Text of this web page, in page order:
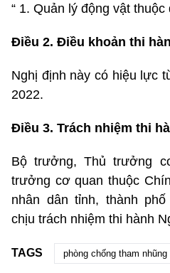
“ 1. Quản lý động vật thuộc
Điều 2. Điều khoản thi
Nghị định này có hiệu lực
2022.
Điều 3. Trách nhiệm thi
Bộ trưởng, Thủ trưởng
trưởng cơ quan thuộc
nhân dân tỉnh, thành
chịu trách nhiệm thi hành
TAGS phòng chống tham nhũng